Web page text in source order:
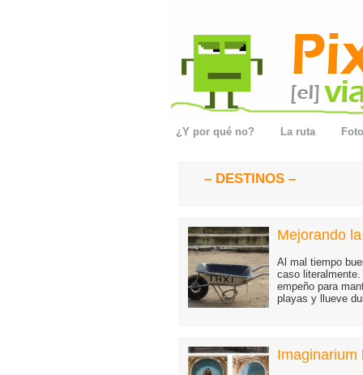
¿Y por qué no? La ruta
– DESTINOS –
Mejorando
Al mal tiempo
caso
empeño para
playas y llueve
Imaginarium